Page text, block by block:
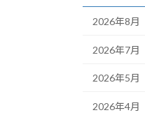
2026年8月
2026年7月
2026年5月
2026年4月